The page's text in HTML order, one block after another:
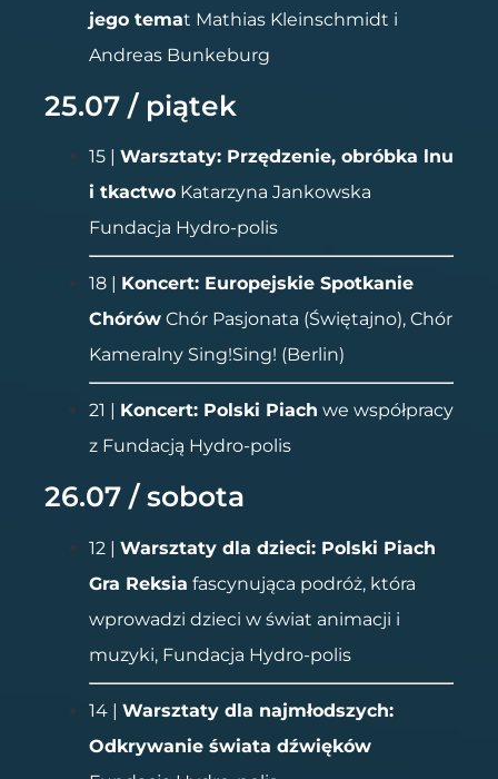
jego temat Mathias Kleinschmidt i
Andreas Bunkeburg
25.07 / piątek
15 | Warsztaty: Przędzenie, obróbka lnu
i tkactwoKatarzyna Jankowska
Fundacja Hydro-polis
18 | Koncert: Europejskie Spotkanie
ChórówChór Pasjonata (Świętajno), Chór
Kameralny Sing!Sing! (Berlin)
21 | Koncert: Polski Piach we współpracy
z Fundacją Hydro-polis
26.07 / sobota
12 | Warsztaty dla dzieci: Polski Piach
Gra Reksia fascynująca podróż, która
wprowadzi dzieci w świat animacji i
muzyki, Fundacja Hydro-polis
14 | Warsztaty dla najmłodszych:
Odkrywanie świata dźwięków